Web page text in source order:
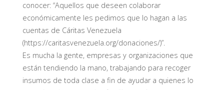
conocer: “Aquellos que deseen colaborar
económicamente les pedimos que lo hagan a las
cuentas de Cáritas Venezuela
(https://caritasvenezuela.org/donaciones/)”.
Es mucha la gente, empresas y organizaciones que
están tendiendo la mano, trabajando para recoger
insumos de toda clase a fin de ayudar a quienes lo